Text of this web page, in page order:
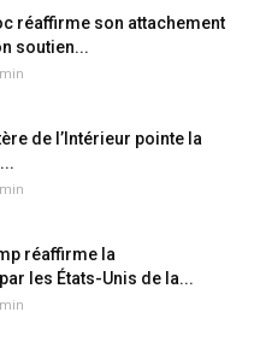
réaffirme son attachement
soutien...
de l’Intérieur pointe la
réaffirme la
les États-Unis de la...